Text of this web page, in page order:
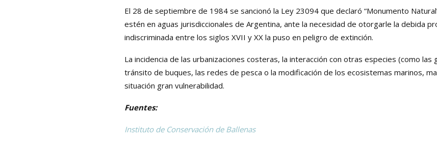
El 28 de septiembre de 1984 se sancionó la Ley 23094 que declaró “Monumento
estén en aguas jurisdiccionales de Argentina, ante la necesidad de otorgarle la debida
indiscriminada entre los siglos XVII y XX la puso en peligro de extinción.
La incidencia de las urbanizaciones costeras, la interacción con otras especies (como las
tránsito de buques, las redes de pesca o la modificación de los ecosistemas marinos,
situación gran vulnerabilidad.
Fuentes:
Instituto de Conservación de Ballenas